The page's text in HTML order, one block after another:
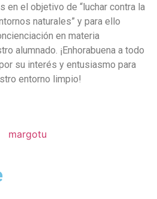
en el objetivo de “luchar contra la
naturales” y para ello
en materia
alumnado. ¡Enhorabuena a todo
su interés y entusiasmo para
entorno limpio!